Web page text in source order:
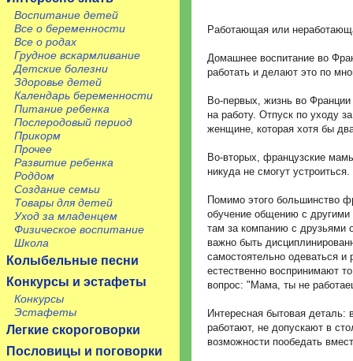
Воспитание детей
Все о беременности
Все о родах
Грудное вскармливание
Детские болезни
Здоровье детей
Календарь беременности
Питание ребенка
Послеродовый период
Прикорм
Прочее
Развитие ребенка
Роддом
Создание семьи
Товары для детей
Уход за младенцем
Физическое воспитание
Школа
Колыбельные песни
Конкурсы и эстафеты
Конкурсы
Эстафеты
Легкие скороговорки
Пословицы и поговорки
Работающая или
Домашнее воспитание во
работать и делают это по
Во-первых, жизнь во Франции
на работу. Отпуск по уходу
женщине, которая хотя бы
Во-вторых, французские
никуда не смогут устроиться.
Помимо этого большинство
обучение общению с другими
там за компанию с друзьями
важно быть
самостоятельно одеваться и
естественно воспринимают
вопрос: "Мама, ты не
Интересная бытовая деталь:
работают, не допускают в
возможности пообедать